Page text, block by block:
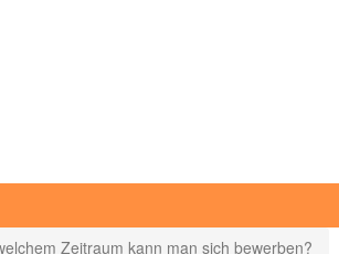
Zeitraum kann man sich bewerben?